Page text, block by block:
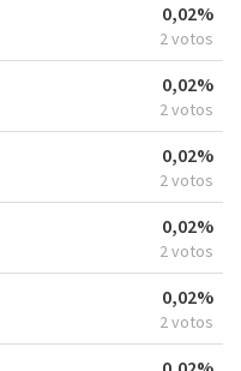
0,02%
2 votos
0,02%
2 votos
0,02%
2 votos
0,02%
2 votos
0,02%
2 votos